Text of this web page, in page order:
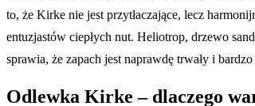
to, że Kirke nie jest przytłaczające, lecz
entuzjastów ciepłych nut. Heliotrop, drzewo
sprawia, że zapach jest naprawdę trwały i
Odlewka Kirke – dlaczego